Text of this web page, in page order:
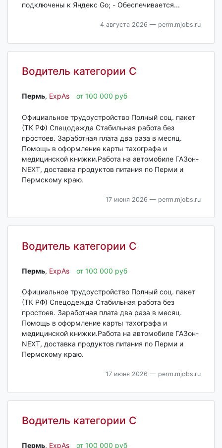
подключены к Яндекс Go; - Обеспечивается...
4 августа 2026 — perm.mjobs.ru
Водитель категории С
Пермь‎, ExpAs от 100 000 руб
Официальное трудоустройство Полный соц. пакет
(ТК РФ) Спецодежда Стабильная работа без
простоев. Заработная плата два раза в месяц.
Помощь в оформление карты тахографа и
медицинской книжки.Работа на автомобиле ГАЗон-
NEXT, доставка продуктов питания по Перми и
Пермскому краю.
17 июня 2026 — perm.mjobs.ru
Водитель категории С
Пермь‎, ExpAs от 100 000 руб
Официальное трудоустройство Полный соц. пакет
(ТК РФ) Спецодежда Стабильная работа без
простоев. Заработная плата два раза в месяц.
Помощь в оформление карты тахографа и
медицинской книжки.Работа на автомобиле ГАЗон-
NEXT, доставка продуктов питания по Перми и
Пермскому краю.
17 июня 2026 — perm.mjobs.ru
Водитель категории С
Пермь‎, ExpAs от 100 000 руб